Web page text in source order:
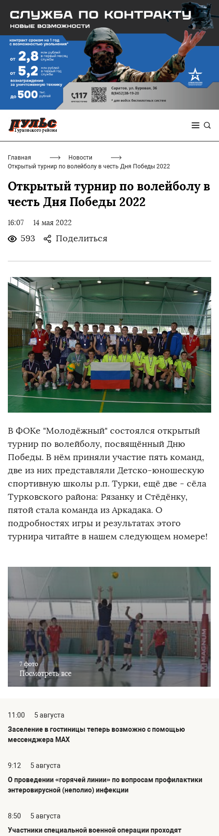
Главная
Новости
Открытый турнир по волейболу в честь Дня Победы 2022
Открытый турнир по волейболу в
честь Дня Победы 2022
16:07 14 мая 2022
593 Поделиться
В ФОКе "Молодёжный" состоялся открытый
турнир по волейболу, посвящённый Дню
Победы. В нём приняли участие пять команд,
две из них представляли Детско-юношескую
спортивную школы р.п. Турки, ещё две - сёла
Турковского района: Рязанку и Стёдёнку,
пятой стала команда из Аркадака. О
подробностях игры и результатах этого
турнира читайте в нашем следующем номере!
7 фото
Посмотреть все
11:00
5 августа
Заселение в гостиницы теперь возможно с помощью
мессенджера MAX
9:12
5 августа
О проведении «горячей линии» по вопросам профилактики
энтеровирусной (неполио) инфекции
8:50
5 августа
Участники специальной военной операции проходят